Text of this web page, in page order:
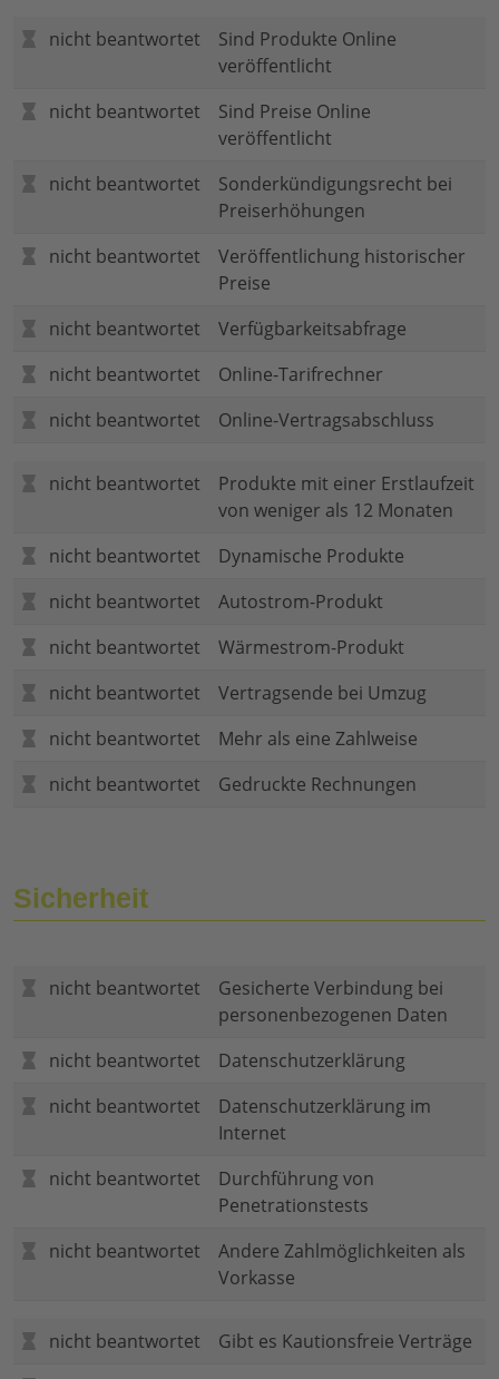
nicht beantwortet
Sind Produkte Online
veröffentlicht
nicht beantwortet
Sind Preise Online
veröffentlicht
nicht beantwortet
Sonderkündigungsrecht bei
Preiserhöhungen
nicht beantwortet
Veröffentlichung historischer
Preise
nicht beantwortet
Verfügbarkeitsabfrage
nicht beantwortet
Online-Tarifrechner
nicht beantwortet
Online-Vertragsabschluss
nicht beantwortet
Produkte mit einer Erstlaufzeit
von weniger als 12 Monaten
nicht beantwortet
Dynamische Produkte
nicht beantwortet
Autostrom-Produkt
nicht beantwortet
Wärmestrom-Produkt
nicht beantwortet
Vertragsende bei Umzug
nicht beantwortet
Mehr als eine Zahlweise
nicht beantwortet
Gedruckte Rechnungen
Sicherheit
nicht beantwortet
Gesicherte Verbindung bei
personenbezogenen Daten
nicht beantwortet
Datenschutzerklärung
nicht beantwortet
Datenschutzerklärung im
Internet
nicht beantwortet
Durchführung von
Penetrationstests
nicht beantwortet
Andere Zahlmöglichkeiten als
Vorkasse
nicht beantwortet
Gibt es Kautionsfreie Verträge